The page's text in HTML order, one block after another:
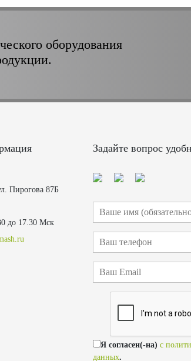
оборудования
Пирогова 87Б
до 17.30 Мск
Задайте вопрос
Я согласен(-на) с
данных.